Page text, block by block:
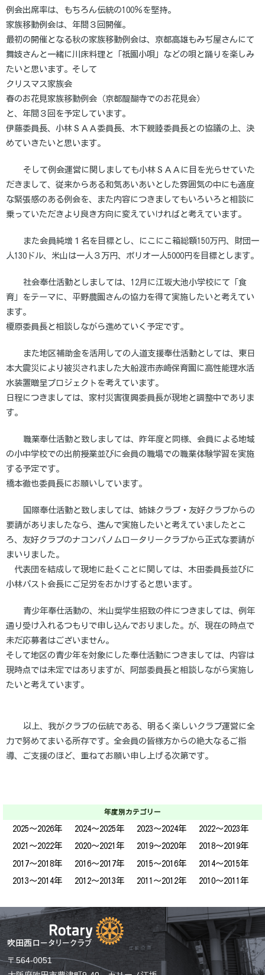
例会出席率は、もちろん伝統の100％を堅持。
家族移動例会は、年間３回開催。
最初の開催となる秋の家族移動例会は、京都高雄もみぢ屋さんにて
舞妓さんと一緒に川床料理と「祇園小唄」などの唄と踊りを楽しみ
たいと思います。そして
クリスマス家族会
春のお花見家族移動例会（京都醍醐寺でのお花見会）
と、年間３回を予定しています。
伊藤委員長、小林ＳＡＡ委員長、木下親睦委員長との協議の上、決
めていきたいと思います。
そして例会運営に関しましても小林ＳＡＡに目を光らせていた
だきまして、従来からある和気あいあいとした雰囲気の中にも適度
な緊張感のある例会を、また内容につきましてもいろいろと相談に
乗っていただきより良き方向に変えていければと考えています。
また会員純増１名を目標とし、にこにこ箱総額150万円、財団一
人130ドル、米山は一人３万円、ポリオ一人5000円を目標とします。
社会奉仕活動としましては、12月に江坂大池小学校にて「食
育」をテーマに、平野農園さんの協力を得て実施したいと考えてい
ます。
榎原委員長と相談しながら進めていく予定です。
また地区補助金を活用しての人道支援奉仕活動としては、東日
本大震災により被災されました大船渡市赤崎保育園に高性能理水活
水装置贈呈プロジェクトを考えています。
日程につきましては、家村災害復興委員長が現地と調整中でありま
す。
職業奉仕活動と致しましては、昨年度と同様、会員による地域
の小中学校での出前授業並びに会員の職場での職業体験学習を実施
する予定です。
橋本徹也委員長にお願いしています。
国際奉仕活動と致しましては、姉妹クラブ・友好クラブからの
要請がありましたなら、進んで実施したいと考えていましたとこ
ろ、友好クラブのナコンパノムロータリークラブから正式な要請が
まいりました。
代表団を結成して現地に赴くことに関しては、木田委員長並びに
小林パスト会長にご足労をおかけすると思います。
青少年奉仕活動の、米山奨学生招致の件につきましては、例年
通り受け入れるつもりで申し込んでおりました。が、現在の時点で
未だ応募者はございません。
そして地区の青少年を対象にした奉仕活動につきましては、内容は
現時点では未定ではありますが、阿部委員長と相談しながら実施し
たいと考えています。
以上、我がクラブの伝統である、明るく楽しいクラブ運営に全
力で努めてまいる所存です。全会員の皆様方からの絶大なるご指
導、ご支援のほど、重ねてお願い申し上げる次第です。
年度別カテゴリー
2025～2026年 2024～2025年 2023～2024年
2022～2023年
2021～2022年
2020～2021年 2019～2020年
2018～2019年
2017～2018年
2016～2017年 2015～2016年
2014～2015年
2013～2014年
2012～2013年 2011～2012年 2010～2011年
〒564-0051